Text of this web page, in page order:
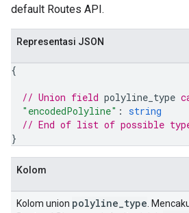
default Routes API.
Representasi JSON
{
// Union field polyline_type
"encodedPolyline" : string
// End of list of possible
}
Kolom
Kolom union polyline type .